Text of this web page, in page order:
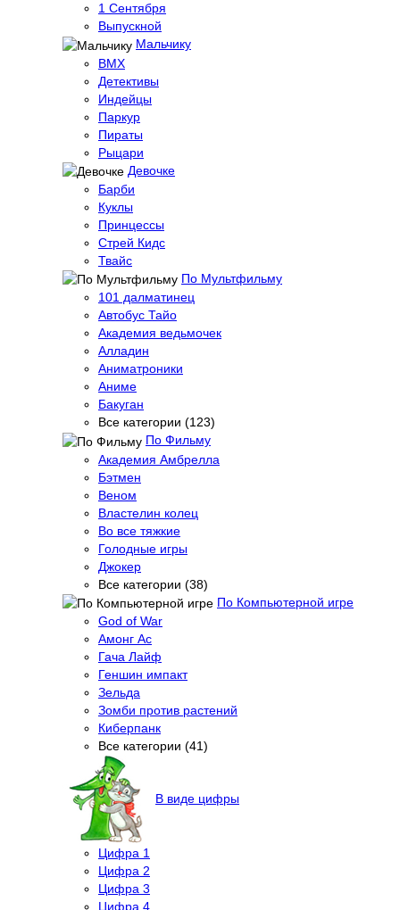
1 Сентября
Выпускной
Мальчику
BMX
Детективы
Индейцы
Паркур
Пираты
Рыцари
Девочке
Барби
Куклы
Принцессы
Стрей Кидс
Твайс
По Мультфильму
101 далматинец
Автобус Тайо
Академия ведьмочек
Алладин
Аниматроники
Аниме
Бакуган
Все категории (123)
По Фильму
Академия Амбрелла
Бэтмен
Веном
Властелин колец
Во все тяжкие
Голодные игры
Джокер
Все категории (38)
По Компьютерной игре
God of War
Амонг Ас
Гача Лайф
Геншин импакт
Зельда
Зомби против растений
Киберпанк
Все категории (41)
В виде цифры
Цифра 1
Цифра 2
Цифра 3
Цифра 4